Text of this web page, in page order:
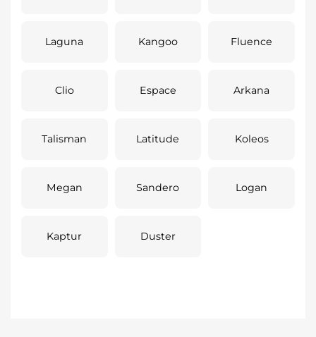
Laguna Kangoo Fluence
Clio Espace Arkana
Talisman Latitude Koleos
Megan Sandero Logan
Kaptur Duster